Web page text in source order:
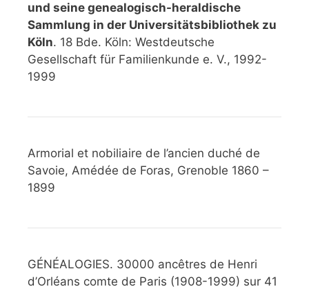
und seine genealogisch-heraldische
Sammlung in der Universitätsbibliothek zu
Köln. 18 Bde. Köln: Westdeutsche
Gesellschaft für Familienkunde e. V., 1992-
1999
Armorial et nobiliaire de l’ancien duché de
Savoie, Amédée de Foras, Grenoble 1860 –
1899
GÉNÉALOGIES. 30000 ancêtres de Henri
d’Orléans comte de Paris (1908-1999) sur 41